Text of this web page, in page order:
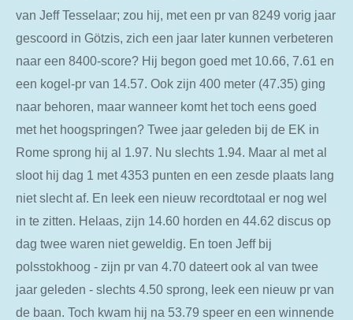
van Jeff Tesselaar; zou hij, met een pr van 8249 vorig jaar
gescoord in Götzis, zich een jaar later kunnen verbeteren
naar een 8400-score? Hij begon goed met 10.66, 7.61 en
een kogel-pr van 14.57. Ook zijn 400 meter (47.35) ging
naar behoren, maar wanneer komt het toch eens goed
met het hoogspringen? Twee jaar geleden bij de EK in
Rome sprong hij al 1.97. Nu slechts 1.94. Maar al met al
sloot hij dag 1 met 4353 punten en een zesde plaats lang
niet slecht af. En leek een nieuw recordtotaal er nog wel
in te zitten. Helaas, zijn 14.60 horden en 44.62 discus op
dag twee waren niet geweldig. En toen Jeff bij
polsstokhoog - zijn pr van 4.70 dateert ook al van twee
jaar geleden - slechts 4.50 sprong, leek een nieuw pr van
de baan. Toch kwam hij na 53.79 speer en een winnende